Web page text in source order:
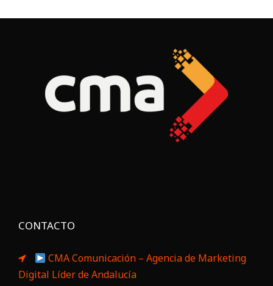
CONTACTO
CMA Comunicación – Agencia de Marketing
Digital Líder de Andalucía